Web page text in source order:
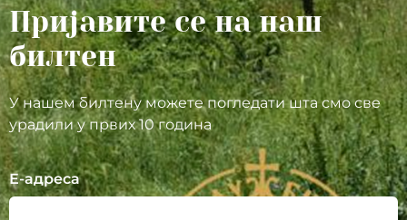
Пријавите се на наш
билтен
У нашем билтену можете погледати шта смо све
урадили у првих 10 година
Е-адреса